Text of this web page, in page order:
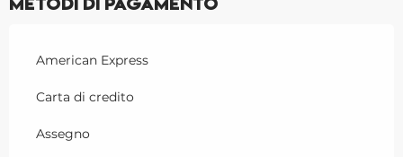
American Express
Carta di credito
Assegno